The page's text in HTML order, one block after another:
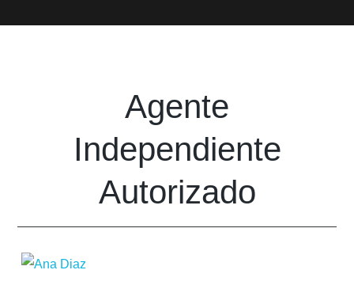
Agente
Independiente
Autorizado